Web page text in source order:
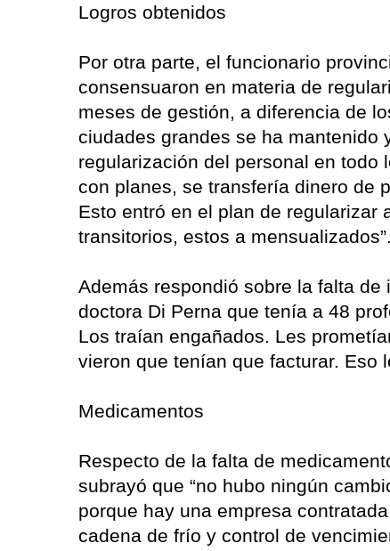
Logros obtenidos
Por otra parte, el funcionario
consensuaron en materia de
meses de gestión, a diferencia de
ciudades grandes se ha mantenido
regularización del personal en todo
con planes, se transfería dinero de
Esto entró en el plan de regularizar
transitorios, estos a mensualizados”.
Además respondió sobre la falta
doctora Di Perna que tenía a 48
Los traían engañados. Les
vieron que tenían que facturar. Eso
Medicamentos
Respecto de la falta de
subrayó que “no hubo ningún
porque hay una empresa
cadena de frío y control de